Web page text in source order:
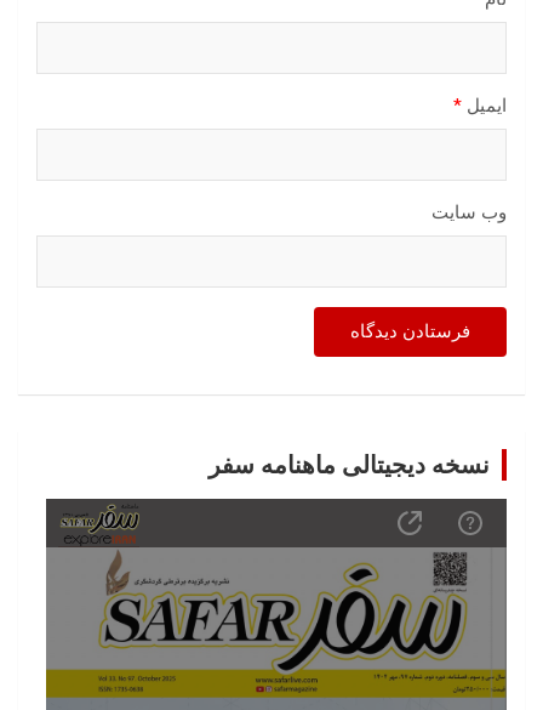
ایمیل *
وب‌ سایت
نسخه دیجیتالی ماهنامه سفر